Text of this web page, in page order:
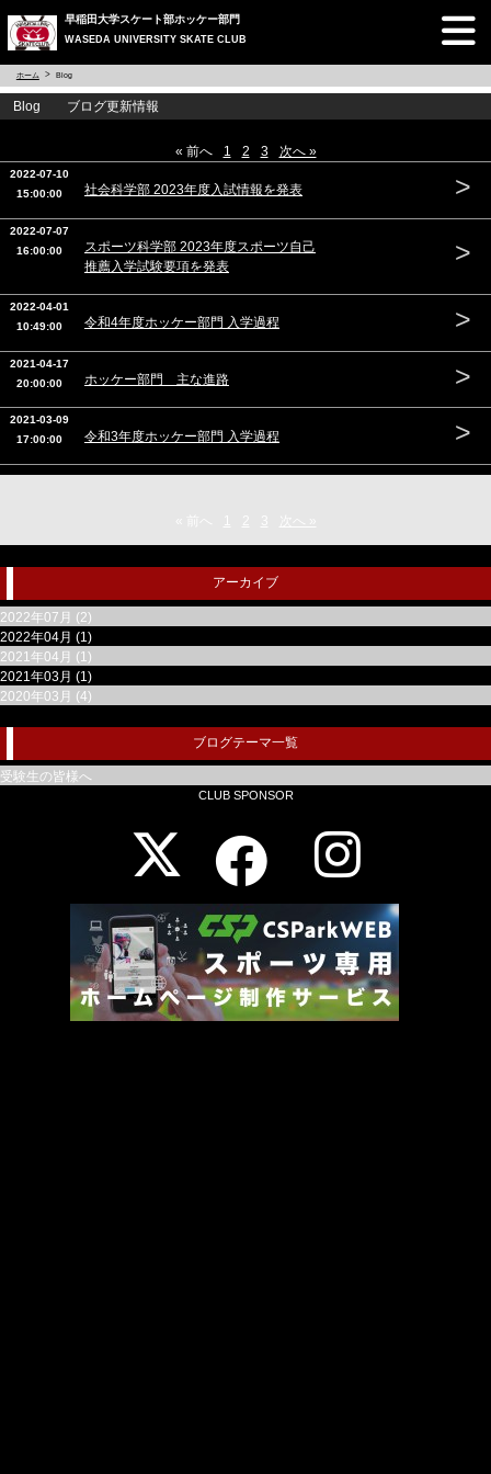
早稲田大学スケート部ホッケー部門
WASEDA UNIVERSITY SKATE CLUB
ホーム Blog
Blog ブログ更新情報
« 前へ 1 2 3 次へ »
2022-07-10
15:00:00
社会科学部 2023年度入試情報を発表 >
2022-07-07
16:00:00
スポーツ科学部 2023年度スポーツ自己
推薦入学試験要項を発表
>
2022-04-01
10:49:00
令和4年度ホッケー部門 入学過程 >
2021-04-17
20:00:00
ホッケー部門 主な進路 >
2021-03-09
17:00:00
令和3年度ホッケー部門 入学過程 >
2 3
アーカイブ
2022年07月 (2)
2022年04月 (1)
2021年04月 (1)
2021年03月 (1)
2020年03月 (4)
ブログテーマ一覧
受験生の皆様へ
CLUB SPONSOR